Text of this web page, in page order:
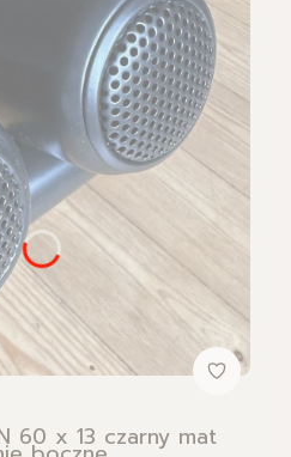
60 x 13 czarny mat